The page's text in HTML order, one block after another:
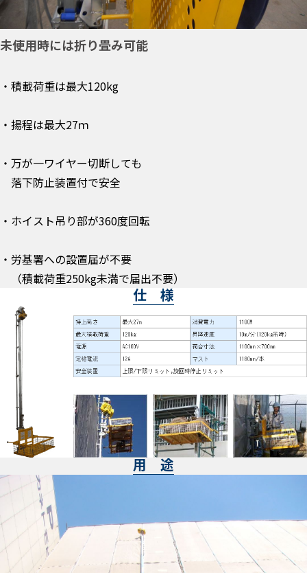
未使用時には折り畳み可能
・積載荷重は最大120kg
・揚程は最大27ｍ
・万が一ワイヤー切断しても
落下防止装置付で安全
・ホイスト吊り部が360度回転
・労基署への設置届が不要
（積載荷重250kg未満で届出不要）
仕 様
用 途